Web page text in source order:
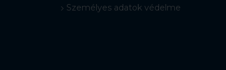
Személyes adatok védelme